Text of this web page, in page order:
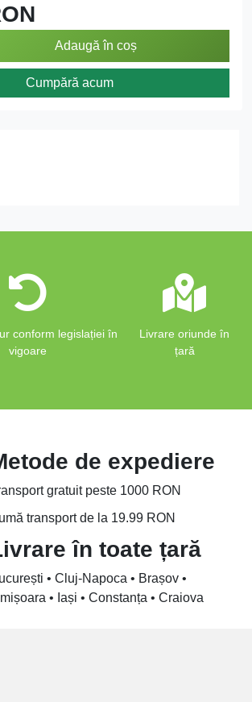
Adaugă în coș
Cumpără acum
conform legislației în
vigoare
Livrare oriunde în
țară
de expediere
gratuit peste 1000 RON
transport de la 19.99 RON
în toate țară
• Cluj-Napoca • Brașov •
• Iași • Constanța • Craiova